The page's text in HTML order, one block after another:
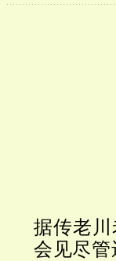
据传老
会见尽